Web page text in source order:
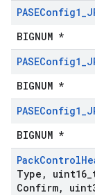
PASEConfig1_
BIGNUM *
PASEConfig1_
BIGNUM *
PASEConfig1_
BIGNUM *
PackControl
Type , uint16
Confirm,